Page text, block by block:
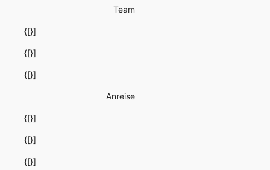
Team
{[}]
{[}]
{[}]
Anreise
{[}]
{[}]
{[}]